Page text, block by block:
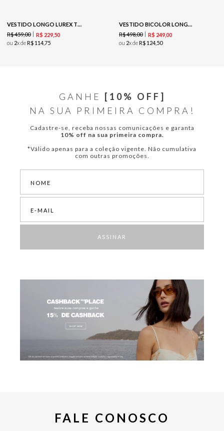
VESTIDO LONGO LUREX TRICOT DOURADO / PRATA
R$459,00 R$ 229 50
ou 2x deR$ 11475
VESTIDO BICOLOR LONGO-BEGE ESCURO / PRETO
R$498,00 R$ 24900
ou 2x deR$ 124 50
GANHE
[10% OFF]
NA SUA PRIMEIRA COMPRA!
Cadastre-se, receba nossas comunicações e garanta
10% off na sua primeira compra.
*Válido apenas para a coleção vigente. Não cumulativa
com outras promoções.
ASSINAR
FALE CONOSCO